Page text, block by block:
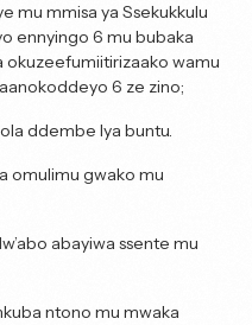
mu mmisa ya Ssekukkulu
ennyingo 6 mu bubaka
okuzeefumiitirizaako wamu
6 ze zino;
ddembe lya buntu.
omulimu gwako mu
abayiwa ssente mu
ntono mu mwaka